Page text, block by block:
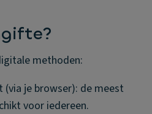
methoden:
(via je browser): de meest
voor iedereen.